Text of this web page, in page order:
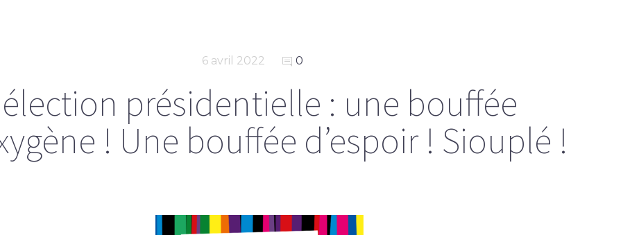
6 avril 2022 0
élection présidentielle : une bouffée
! Une bouffée d’espoir ! Siouplé !